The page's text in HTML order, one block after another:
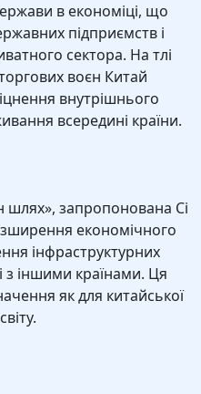
в економіці, що
підприємств і
сектора. На тлі
воєн Китай
внутрішнього
всередині країни.
шлях», запропонована Сі
економічного
інфраструктурних
з іншими країнами. Ця
як для китайської